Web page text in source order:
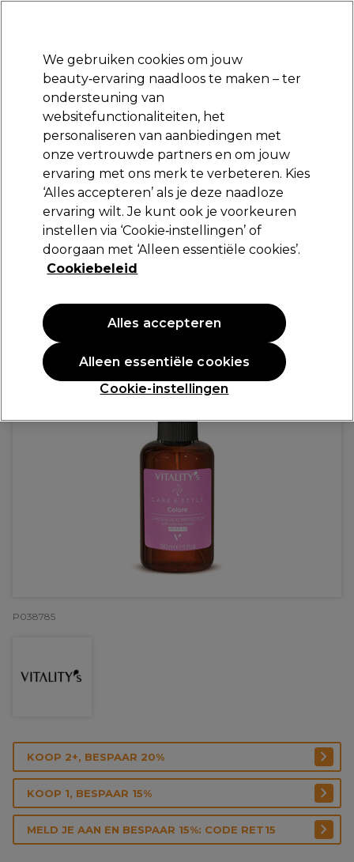
Aanmelden
Merken Deals Haar Elektra
Volgende dag geleverd*
Na verzending, maandag t/m vrijdag
Vitality's
Vitality's Care & Style Colore Chroma
Hittebeschermer 150ml
(0
PROMOTIE
P038785
KOOP 2+, BESPAAR 20%
KOOP 1, BESPAAR 15%
MELD JE AAN EN BESPAAR 15%: CODE RET15
We gebruiken cookies om jouw
beauty‑ervaring naadloos te maken – ter
ondersteuning van
websitefunctionaliteiten, het
personaliseren van aanbiedingen met
onze vertrouwde partners en om jouw
ervaring met ons merk te verbeteren. Kies
‘Alles accepteren’ als je deze naadloze
ervaring wilt. Je kunt ook je voorkeuren
instellen via ‘Cookie‑instellingen’ of
doorgaan met ‘Alleen essentiële cookies’.
Cookiebeleid
Cookie-instellingen
Alleen essentiële cookies
Alles accepteren